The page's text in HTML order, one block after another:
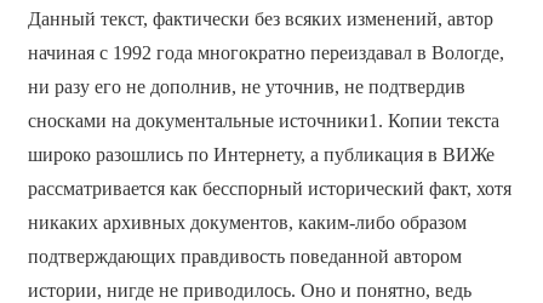
Данный текст, фактически без всяких изменений, автор
начиная с 1992 года многократно переиздавал в Вологде,
ни разу его не дополнив, не уточнив, не подтвердив
сносками на документальные источники1. Копии текста
широко разошлись по Интернету, а публикация в ВИЖе
рассматривается как бесспорный исторический факт, хотя
никаких архивных документов, каким-либо образом
подтверждающих правдивость поведанной автором
истории, нигде не приводилось. Оно и понятно, ведь